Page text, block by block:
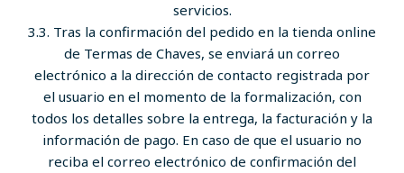
servicios.
3.3. Tras la confirmación del pedido en la tienda online
de Termas de Chaves, se enviará un correo
electrónico a la dirección de contacto registrada por
el usuario en el momento de la formalización, con
todos los detalles sobre la entrega, la facturación y la
información de pago. En caso de que el usuario no
reciba el correo electrónico de confirmación del